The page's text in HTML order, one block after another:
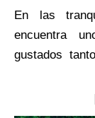
En las
encuentra
gustados